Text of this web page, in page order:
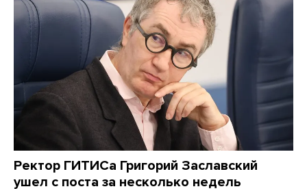
Ректор ГИТИСа Григорий Заславский
ушел с поста за несколько недель